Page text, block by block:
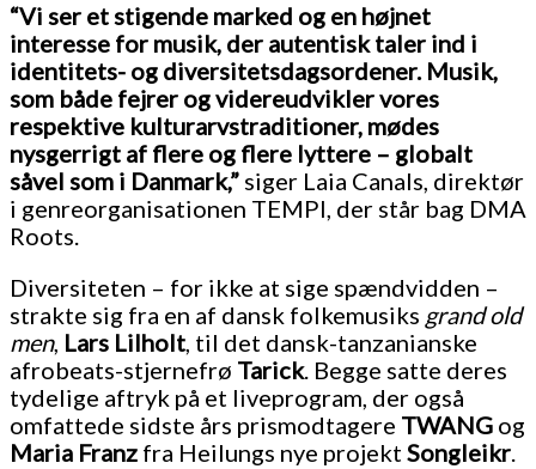
“Vi ser et stigende marked og en højnet
interesse for musik, der autentisk taler ind i
identitets- og diversitetsdagsordener. Musik,
som både fejrer og videreudvikler vores
respektive kulturarvstraditioner, mødes
nysgerrigt af flere og flere lyttere – globalt
såvel som i Danmark,” siger Laia Canals, direktør
i genreorganisationen TEMPI, der står bag DMA
Roots.
Diversiteten – for ikke at sige spændvidden –
strakte sig fra en af dansk folkemusiks grand old
men, Lars Lilholt, til det dansk-tanzanianske
afrobeats-stjernefrø Tarick. Begge satte deres
tydelige aftryk på et liveprogram, der også
omfattede sidste års prismodtagere TWANG og
Maria Franz fra Heilungs nye projekt Songleikr.